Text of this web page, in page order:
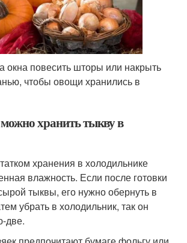
окна повесить шторы или накрыть
чтобы овощи хранились в
хранить тыкву в
хранения в холодильнике
влажность. Если после готовки
тыквы, его нужно обернуть в
убрать в холодильник, так он
две.